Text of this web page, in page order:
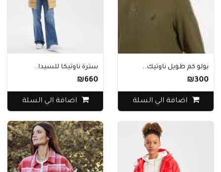
بولو كم طويل ناوتيك..
₪300
اضافة الي السلة
سترة ناوتيكا للسيدا..
₪660
اضافة الي السلة